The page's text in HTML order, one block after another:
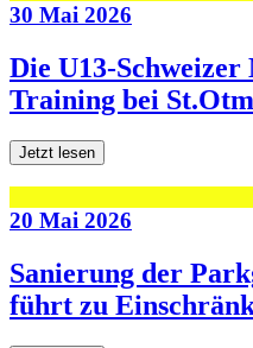
30 Mai 2026
Die U13-
Training bei
Jetzt lesen
20 Mai 2026
Sanierung der
führt zu